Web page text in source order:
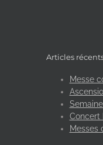
Articles
Messe
Concert
Messes